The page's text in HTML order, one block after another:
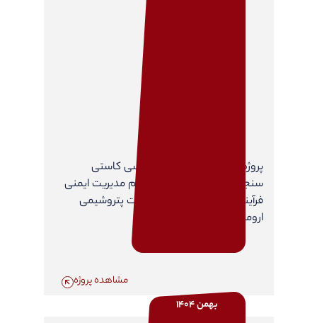
پروژه مطالعات مشاوره مهندسی کاستی
سنجی(Gap Analysis) سیستم مدیریت ایمنی
فرآیندمبتنی بر ریسک، در شرکت پتروشیمی
ارومیه
مشاهده پروژه
بهمن 1404